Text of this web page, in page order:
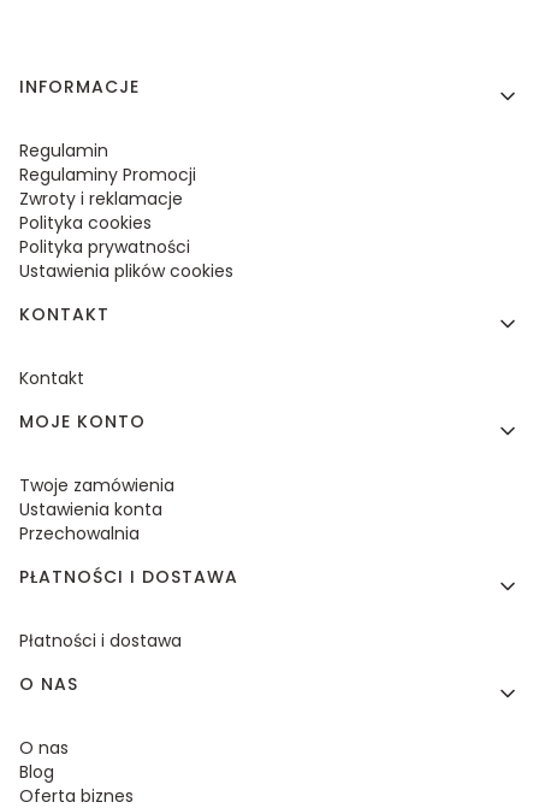
Linki w stopce
INFORMACJE
Regulamin
Regulaminy Promocji
Zwroty i reklamacje
Polityka cookies
Polityka prywatności
Ustawienia plików cookies
KONTAKT
Kontakt
MOJE KONTO
Twoje zamówienia
Ustawienia konta
Przechowalnia
PŁATNOŚCI I DOSTAWA
Płatności i dostawa
O NAS
O nas
Blog
Oferta biznes